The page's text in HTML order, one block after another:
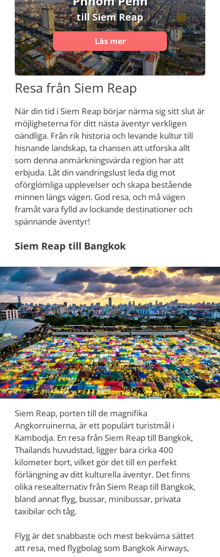
till Siem Reap
Läs mer
Resa från Siem Reap
När din tid i Siem Reap börjar närma sig sitt slut är
möjligheterna för ditt nästa äventyr verkligen
oändliga. Från rik historia och levande kultur till
hisnande landskap, ta chansen att utforska allt
som denna anmärkningsvärda region har att
erbjuda. Låt din vandringslust leda dig mot
oförglömliga upplevelser och skapa bestående
minnen längs vägen. God resa, och må vägen
framåt vara fylld av lockande destinationer och
spännande äventyr!
Siem Reap till Bangkok
Siem Reap, porten till de magnifika
Angkorruinerna, är ett populärt turistmål i
Kambodja. En resa från Siem Reap till Bangkok,
Thailands huvudstad, ligger bara cirka 400
kilometer bort, vilket gör det till en perfekt
förlängning av ditt kulturella äventyr. Det finns
olika resealternativ från Siem Reap till Bangkok,
bland annat flyg, bussar, minibussar, privata
taxibilar och tåg.
Flyg är det snabbaste och mest bekväma sättet
att resa, med flygbolag som Bangkok Airways,